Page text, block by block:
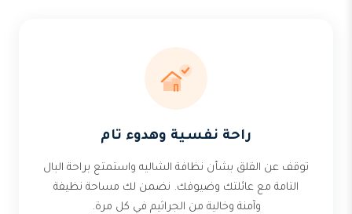
راحة نفسية وهدوء تام
توقف عن القلق بشأن نظافة الشاليه واستمتع براحة البال
التامة مع عائلتك وضيوفك. نضمن لك مساحة نظيفة
وآمنة وخالية من الجراثيم في كل مرة.